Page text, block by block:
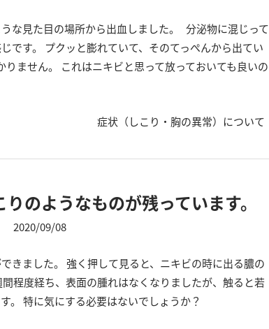
な見た目の場所から出血しました。 分泌物に混じって
です。 プクッと膨れていて、そのてっぺんから出てい
ません。 これはニキビと思って放っておいても良いの
症状（しこり・胸の異常）について
のようなものが残っています。
2020/09/08
きました。 強く押して見ると、ニキビの時に出る膿の
程度経ち、表面の腫れはなくなりましたが、触ると若
。 特に気にする必要はないでしょうか？